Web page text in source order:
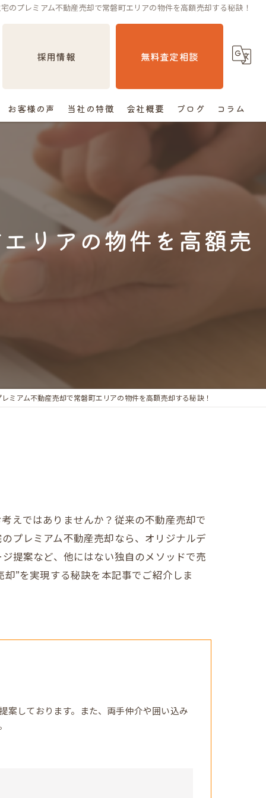
のプレミアム不動産売却で常磐町エリアの物件を高額売却する秘訣！
採用情報 無料査定相談
お客様の声 当社の特徴
住み替え
会社概要 ブログ コラム
リアの物件を高額売
ミアム不動産売却で常磐町エリアの物件を高額売却する秘訣！
えではありませんか？従来の不動産売却で
プレミアム不動産売却なら、オリジナルデ
提案など、他にはない独自のメソッドで売
”を実現する秘訣を本記事でご紹介しま
案しております。また、両手仲介や囲い込み